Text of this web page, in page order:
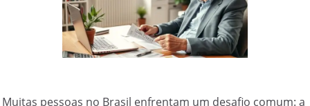
Muitas pessoas no Brasil enfrentam um desafio comum: a